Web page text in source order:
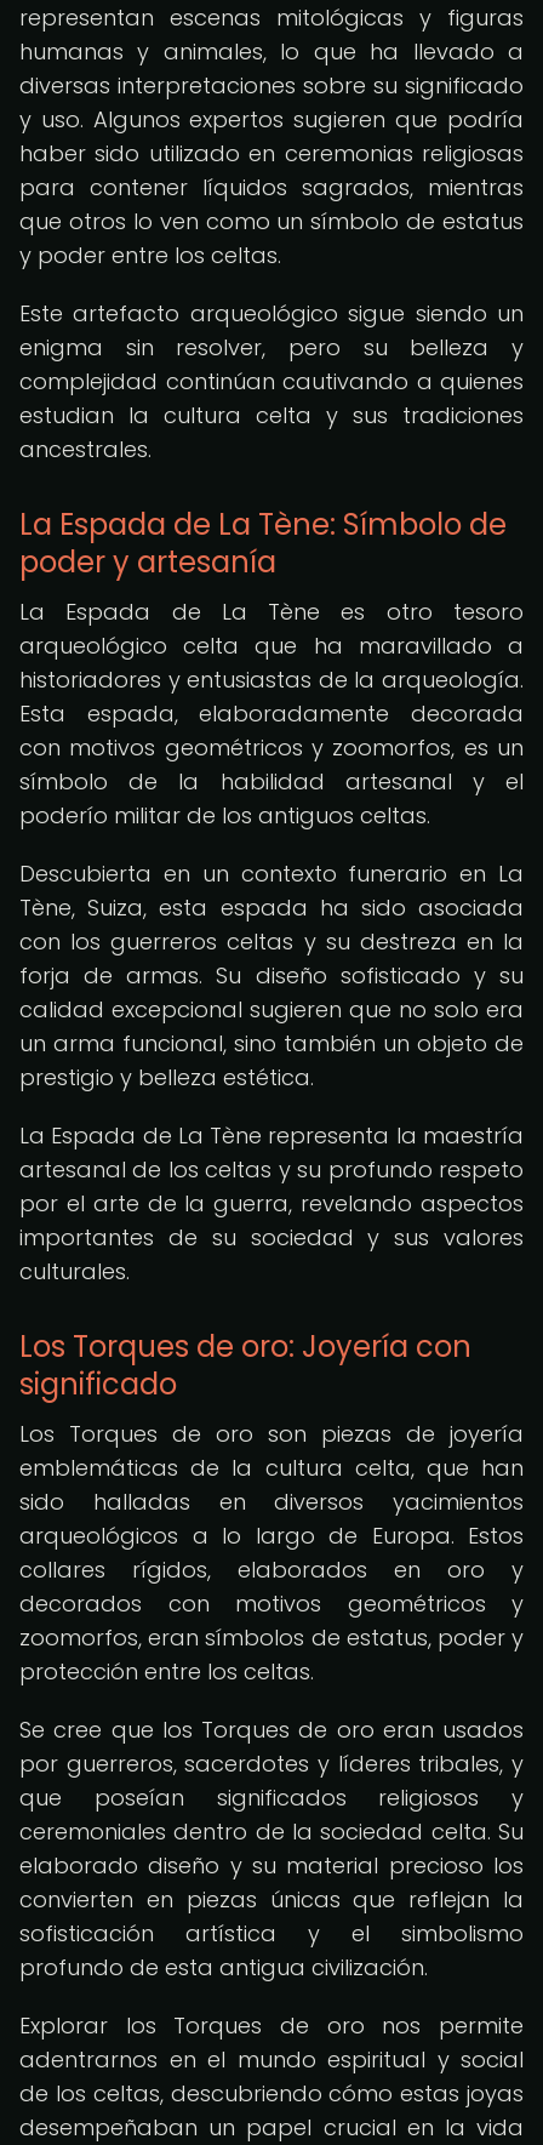
representan escenas mitológicas y figuras
humanas y animales, lo que ha llevado a
diversas interpretaciones sobre su significado
y uso. Algunos expertos sugieren que podría
haber sido utilizado en ceremonias religiosas
para contener líquidos sagrados, mientras
que otros lo ven como un símbolo de estatus
y poder entre los celtas.
Este artefacto arqueológico sigue siendo un
enigma sin resolver, pero su belleza y
complejidad continúan cautivando a quienes
estudian la cultura celta y sus tradiciones
ancestrales.
La Espada de La Tène: Símbolo de
poder y artesanía
La Espada de La Tène es otro tesoro
arqueológico celta que ha maravillado a
historiadores y entusiastas de la arqueología.
Esta espada, elaboradamente decorada
con motivos geométricos y zoomorfos, es un
símbolo de la habilidad artesanal y el
poderío militar de los antiguos celtas.
Descubierta en un contexto funerario en La
Tène, Suiza, esta espada ha sido asociada
con los guerreros celtas y su destreza en la
forja de armas. Su diseño sofisticado y su
calidad excepcional sugieren que no solo era
un arma funcional, sino también un objeto de
prestigio y belleza estética.
La Espada de La Tène representa la maestría
artesanal de los celtas y su profundo respeto
por el arte de la guerra, revelando aspectos
importantes de su sociedad y sus valores
culturales.
Los Torques de oro: Joyería con
significado
Los Torques de oro son piezas de joyería
emblemáticas de la cultura celta, que han
sido halladas en diversos yacimientos
arqueológicos a lo largo de Europa. Estos
collares rígidos, elaborados en oro y
decorados con motivos geométricos y
zoomorfos, eran símbolos de estatus, poder y
protección entre los celtas.
Se cree que los Torques de oro eran usados
por guerreros, sacerdotes y líderes tribales, y
que poseían significados religiosos y
ceremoniales dentro de la sociedad celta. Su
elaborado diseño y su material precioso los
convierten en piezas únicas que reflejan la
sofisticación artística y el simbolismo
profundo de esta antigua civilización.
Explorar los Torques de oro nos permite
adentrarnos en el mundo espiritual y social
de los celtas, descubriendo cómo estas joyas
desempeñaban un papel crucial en la vida